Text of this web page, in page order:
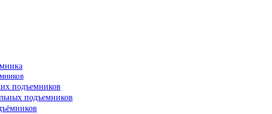
подъемников
подъемников